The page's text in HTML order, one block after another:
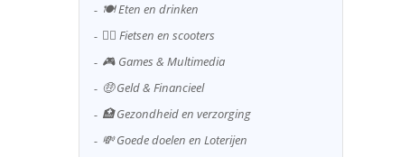
🍽️ Eten en drinken
🚴‍♂️ Fietsen en scooters
🎮 Games & Multimedia
🤑 Geld & Financieel
🏥 Gezondheid en verzorging
💸 Goede doelen en Loterijen